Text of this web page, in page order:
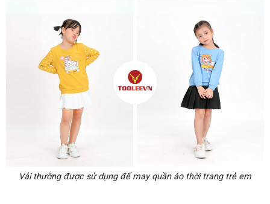
Vải thường được sử dụng để may quần áo thời trang trẻ em